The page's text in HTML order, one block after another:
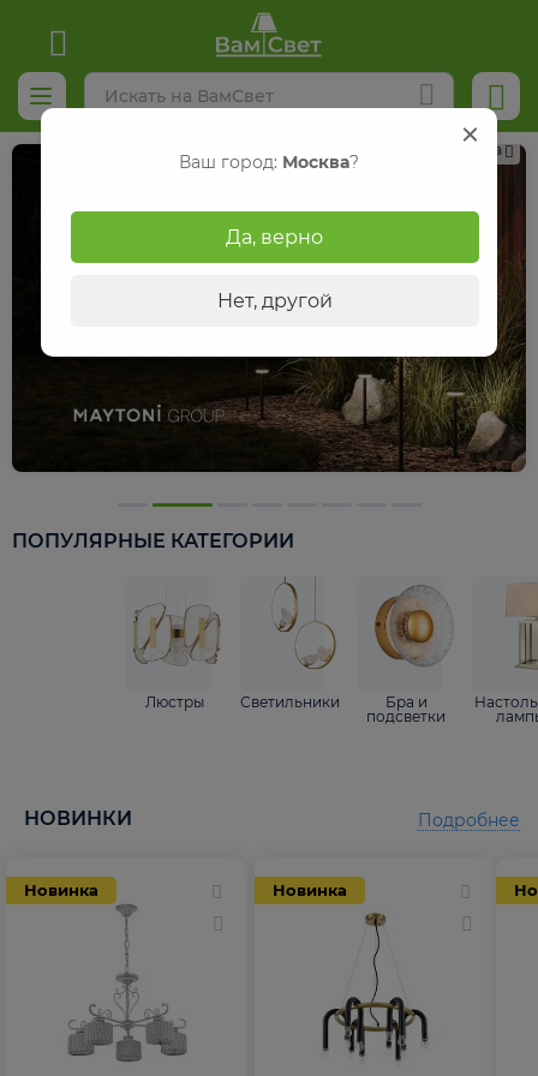
Реклама
ПОПУЛЯРНЫЕ КАТЕГОРИИ
Люстры Светильники
Бра и
подсветки
НОВИНКИ
Новинка Новинка
Подробнее
Ваш город: Москва?
Да, верно
Нет, другой